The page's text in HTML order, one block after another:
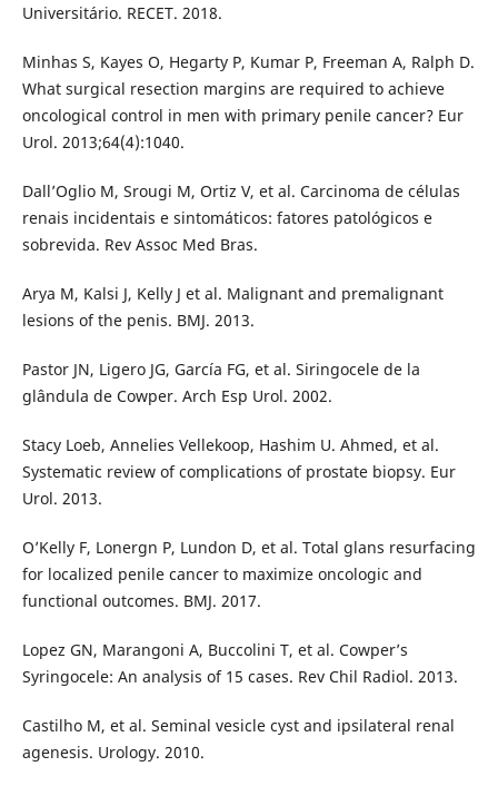
Universitário. RECET. 2018.
Minhas S, Kayes O, Hegarty P, Kumar P, Freeman A, Ralph D.
What surgical resection margins are required to achieve
oncological control in men with primary penile cancer? Eur
Urol. 2013;64(4):1040.
Dall’Oglio M, Srougi M, Ortiz V, et al. Carcinoma de células
renais incidentais e sintomáticos: fatores patológicos e
sobrevida. Rev Assoc Med Bras.
Arya M, Kalsi J, Kelly J et al. Malignant and premalignant
lesions of the penis. BMJ. 2013.
Pastor JN, Ligero JG, García FG, et al. Siringocele de la
glândula de Cowper. Arch Esp Urol. 2002.
Stacy Loeb, Annelies Vellekoop, Hashim U. Ahmed, et al.
Systematic review of complications of prostate biopsy. Eur
Urol. 2013.
O’Kelly F, Lonergn P, Lundon D, et al. Total glans resurfacing
for localized penile cancer to maximize oncologic and
functional outcomes. BMJ. 2017.
Lopez GN, Marangoni A, Buccolini T, et al. Cowper’s
Syringocele: An analysis of 15 cases. Rev Chil Radiol. 2013.
Castilho M, et al. Seminal vesicle cyst and ipsilateral renal
agenesis. Urology. 2010.